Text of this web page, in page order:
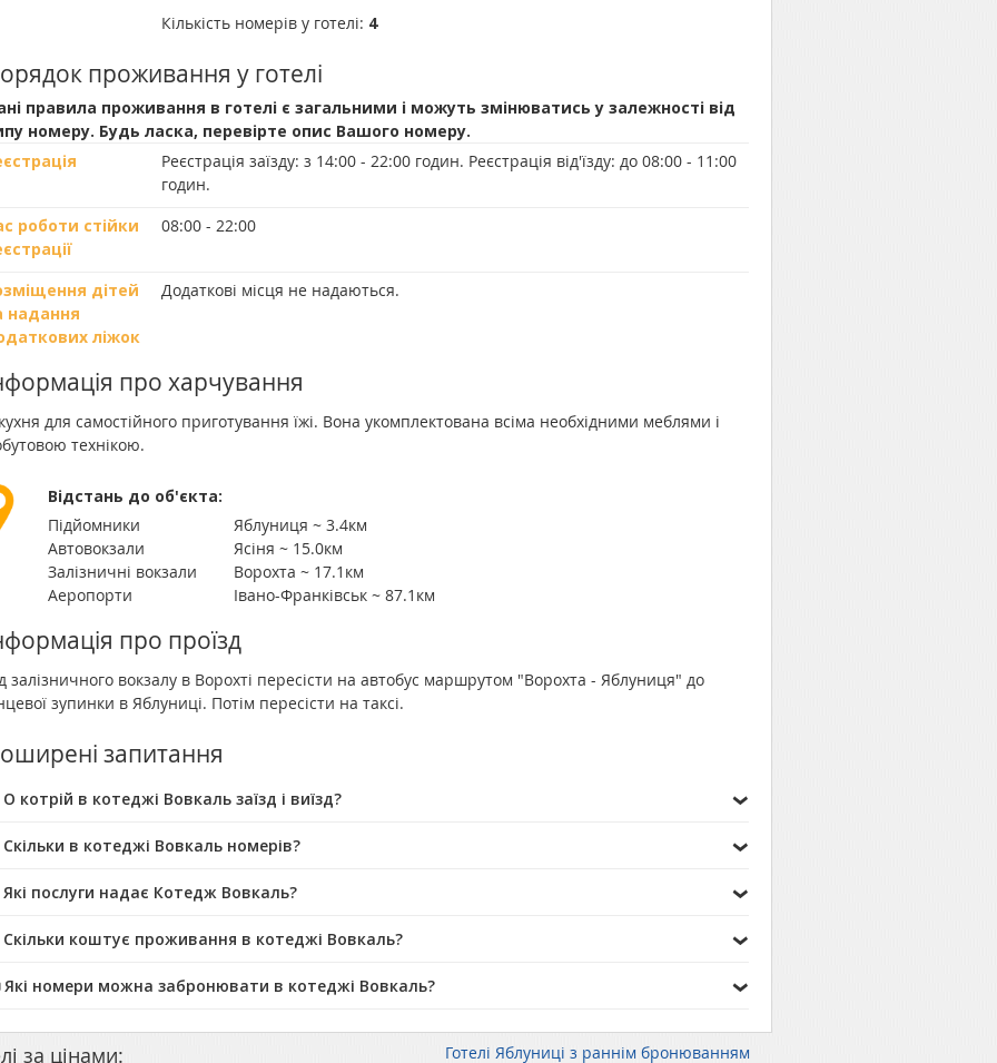
Кількість номерів у готелі: 4
проживання у готелі
правила проживання в готелі є загальними і можуть змінюватись у залежності від
номеру. Будь ласка, перевірте опис Вашого номеру.
Реєстрація заїзду: з 14:00 - 22:00 годин. Реєстрація від'їзду: до 08:00 - 11:00
годин.
роботи стійки
08:00 - 22:00
дітей
надання
ліжок
Додаткові місця не надаються.
про харчування
для самостійного приготування їжі. Вона укомплектована всіма необхідними меблями і
технікою.
Відстань до об'єкта:
Підйомники
Яблуниця ~ 3.4км
Автовокзали
Ясіня ~ 15.0км
Залізничні вокзали
Ворохта ~ 17.1км
Аеропорти
Івано-Франківськ ~ 87.1км
про проїзд
залізничного вокзалу в Ворохті пересісти на автобус маршрутом "Ворохта - Яблуниця" до
зупинки в Яблуниці. Потім пересісти на таксі.
запитання
О котрій в котеджі Вовкаль заїзд і виїзд?
Скільки в котеджі Вовкаль номерів?
Які послуги надає Котедж Вовкаль?
Скільки коштує проживання в котеджі Вовкаль?
номери можна забронювати в котеджі Вовкаль?
за цінами: Готелі Яблуниці з раннім бронюванням